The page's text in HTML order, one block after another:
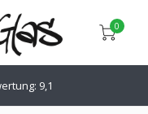
0
9,1